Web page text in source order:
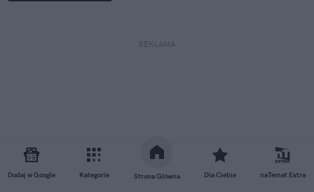
Dodaj w Google Kategorie Strona Główna Dla Ciebie naTemat Extra
REKLAMA